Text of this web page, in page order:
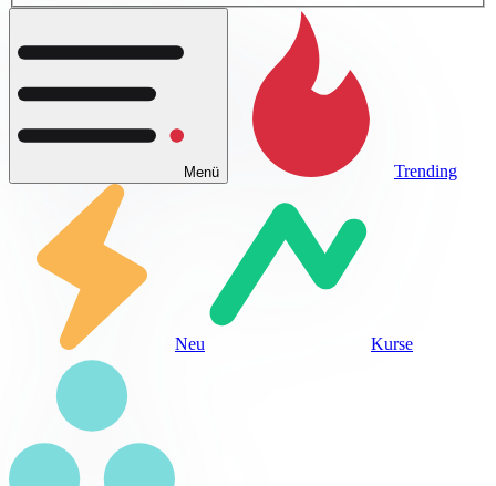
Menü Trending
Neu Kurse